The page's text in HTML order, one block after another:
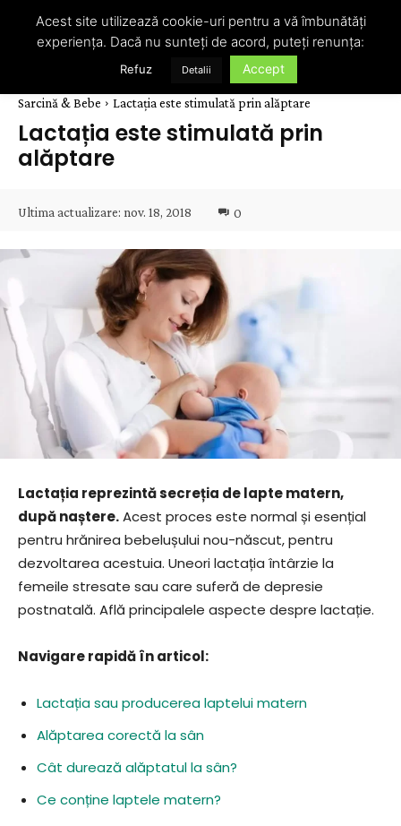
Sarcină & Bebe Lactația este stimulată prin alăptare
Lactația este stimulată prin
alăptare
Ultima actualizare: nov. 18, 2018 0
Lactația reprezintă secreția de lapte matern,
după naștere.Acest proces este normal și esențial
pentru hrănirea bebelușului nou-născut, pentru
dezvoltarea acestuia. Uneori lactația întârzie la
femeile stresate sau care suferă de depresie
postnatală. Află principalele aspecte despre lactație.
Navigare rapidă în articol:
Lactația sau producerea laptelui matern
Alăptarea corectă la sân
Cât durează alăptatul la sân?
Ce conține laptele matern?
Acest site utilizează cookie-uri pentru a vă îmbunătăți
experiența. Dacă nu sunteți de acord, puteți renunța:
Refuz Detalii Accept